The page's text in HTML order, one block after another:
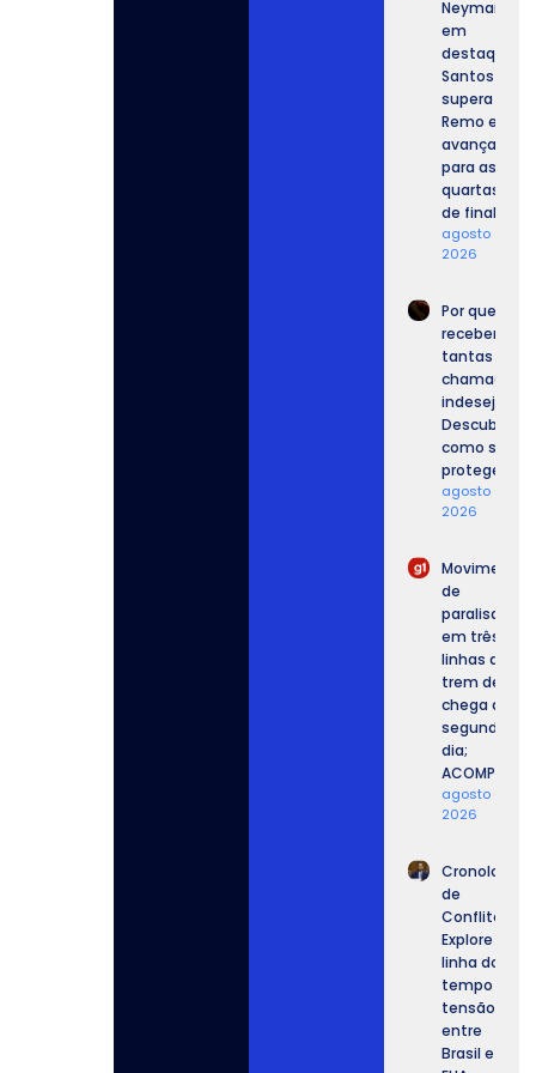
Neymar
em
destaque,
Santos
supera o
Remo e
avança
para as
quartas
de final.
agosto 6,
2026
Por que
recebemos
tantas
chamadas
Descubra
como se
proteger.
agosto 6,
2026
Movimento
de
paralisação
em três
linhas de
trem de SP
chega ao
segundo
dia;
ACOMPANHE.
agosto 6,
2026
Cronologia
de
Conflitos:
Explore a
linha do
tempo da
tensão
entre
Brasil e